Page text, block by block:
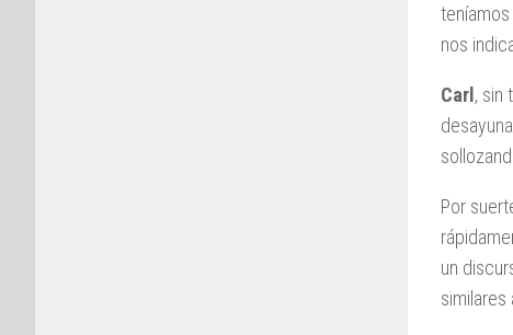
nos
Carl, sin
Por
un
similares